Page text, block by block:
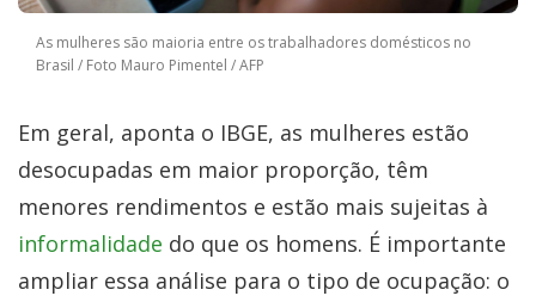
As mulheres são maioria entre os trabalhadores domésticos no
Brasil / Foto Mauro Pimentel / AFP
Em geral, aponta o IBGE, as mulheres estão
desocupadas em maior proporção, têm
menores rendimentos e estão mais sujeitas à
informalidade do que os homens. É importante
ampliar essa análise para o tipo de ocupação: o